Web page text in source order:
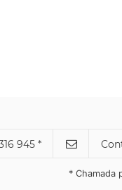
945 *
* Chamada